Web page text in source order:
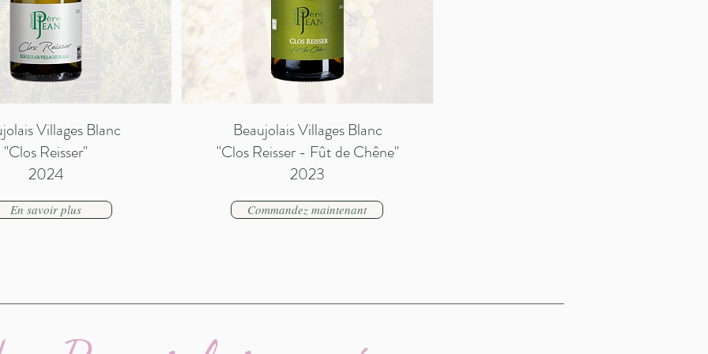
Villages Blanc
"Clos Reisser"
2024
En savoir plus
Beaujolais Villages Blanc
"Clos Reisser - Fût de Chêne"
2023
Commandez maintenant